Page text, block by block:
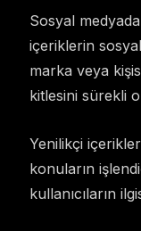
Sosyal
içeriklerin
marka veya
kitlesini sürekli
Yenilikçi
konuların
kullanıcıların